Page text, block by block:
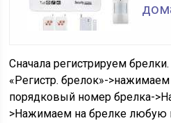
Сначала регистрируем
«Регистр. брелок»-
порядковый номер брелка-
>Нажимаем на брелке любую